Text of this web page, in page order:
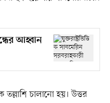
আহ্বান
তল্লাশি চালানো হয়। উত্তর